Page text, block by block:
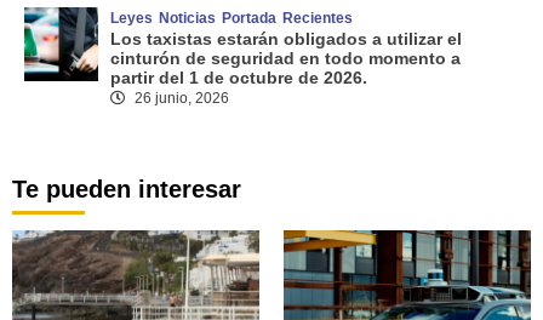
Leyes Noticias Portada Recientes
Los taxistas estarán obligados a utilizar el
cinturón de seguridad en todo momento a
partir del 1 de octubre de 2026.
26 junio, 2026
Te pueden interesar